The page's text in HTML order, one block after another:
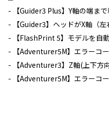
【Guider3 Plus】Y軸の端ま
【Guider3】ヘッドがX軸（
【FlashPrint 5】モデルを自
【Adventurer5M】エラーコ
【Adventurer3】Z軸(上下方
【Adventurer5M】エラーコ